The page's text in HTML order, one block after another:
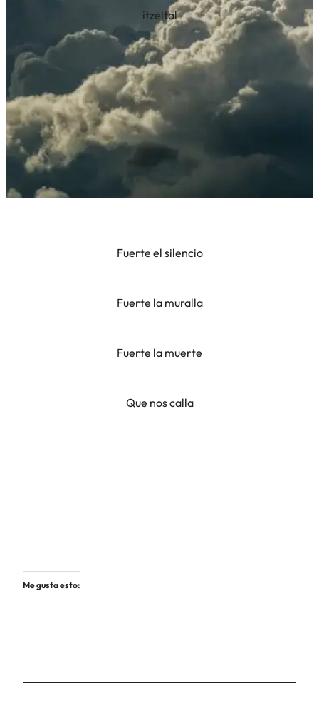
itzeltal
Fuerte el silencio
Fuerte la muralla
Fuerte la muerte
Que nos calla
Me gusta esto: